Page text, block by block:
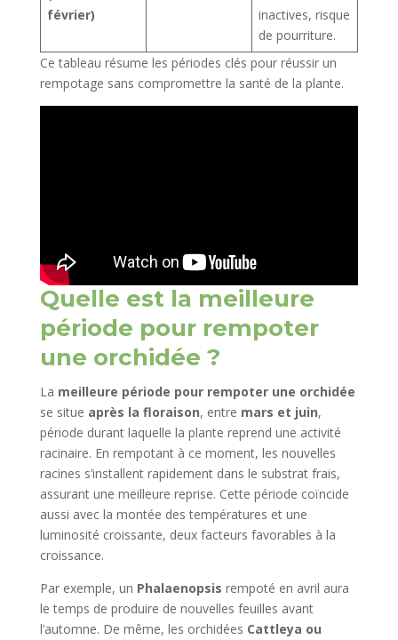
février)
inactives, risque
de pourriture.
Ce tableau résume les périodes clés pour réussir un
rempotage sans compromettre la santé de la plante.
Quelle est la meilleure
période pour rempoter
une orchidée ?
La meilleure période pour rempoter une orchidée
se situe après la floraison, entre mars et juin,
période durant laquelle la plante reprend une activité
racinaire. En rempotant à ce moment, les nouvelles
racines s’installent rapidement dans le substrat frais,
assurant une meilleure reprise. Cette période coïncide
aussi avec la montée des températures et une
luminosité croissante, deux facteurs favorables à la
croissance.
Par exemple, un Phalaenopsis rempoté en avril aura
le temps de produire de nouvelles feuilles avant
l’automne. De même, les orchidées Cattleya ou